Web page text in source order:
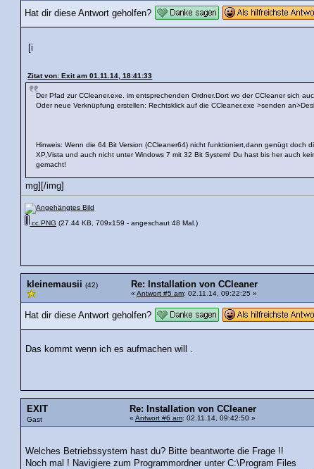
Hat dir diese Antwort geholfen?
[i
Zitat von: Exit am 01.11.14, 18:41:33
Der Pfad zur CCleaner.exe. im entsprechenden Ordner.Dort wo der CCleaner sich
Oder neue Verknüpfung erstellen: Rechtsklick auf die CCleaner.exe >senden
Hinweis: Wenn die 64 Bit Version (CCleaner64) nicht funktioniert,dann genügt doch
XP,Vista und auch nicht unter Windows 7 mit 32 Bit System! Du hast bis her auch
gemacht!
mg][/img]
cc.PNG (27.44 KB, 709x159 - angeschaut 48 Mal.)
kleinemausii (42) Re: Installation von CCleaner
« Antwort #5 am: 02.11.14, 09:22:25 »
Hat dir diese Antwort geholfen?
Das kommt wenn ich es aufmachen will .
EXIT
Gast
Re: Installation von CCleaner
« Antwort #6 am: 02.11.14, 09:42:50 »
Welches Betriebssystem hast du? Bitte beantworte die Frage !!
Noch mal ! Navigiere zum Programmordner unter C:\Program Files